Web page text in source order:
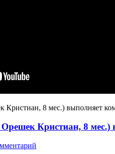
8 мес.) выполняет
Кристиан, 8